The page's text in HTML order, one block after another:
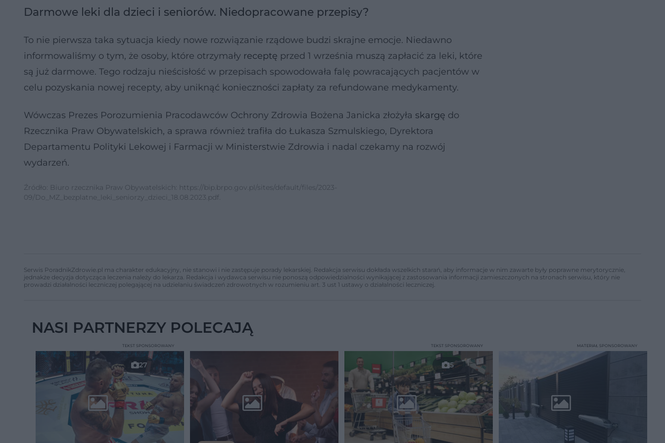
Darmowe leki dla dzieci i seniorów. Niedopracowane przepisy?
To nie pierwsza taka sytuacja kiedy nowe rozwiązanie rządowe budzi skrajne emocje. Niedawno
informowaliśmy o tym, że osoby, które otrzymały receptę przed 1 września muszą zapłacić za leki, które
są już darmowe. Tego rodzaju nieścisłość w przepisach spowodowała falę powracających pacjentów w
celu pozyskania nowej recepty, aby uniknąć konieczności zapłaty za refundowane medykamenty.
Wówczas Prezes Porozumienia Pracodawców Ochrony Zdrowia Bożena Janicka złożyła skargę do
Rzecznika Praw Obywatelskich, a sprawa również trafiła do Łukasza Szmulskiego, Dyrektora
Departamentu Polityki Lekowej i Farmacji w Ministerstwie Zdrowia i nadal czekamy na rozwój
wydarzeń.
Źródło: Biuro rzecznika Praw Obywatelskich: https://bip.brpo.gov.pl/sites/default/files/2023-
09/Do_MZ_bezplatne_leki_seniorzy_dzieci_18.08.2023.pdf.
Serwis PoradnikZdrowie.pl ma charakter edukacyjny, nie stanowi i nie zastępuje porady lekarskiej. Redakcja serwisu dokłada wszelkich starań, aby informacje w nim zawarte były poprawne merytorycznie,
jednakże decyzja dotycząca leczenia należy do lekarza. Redakcja i wydawca serwisu nie ponoszą odpowiedzialności wynikającej z zastosowania informacji zamieszczonych na stronach serwisu, który nie
prowadzi działalności leczniczej polegającej na udzielaniu świadczeń zdrowotnych w rozumieniu art. 3 ust 1 ustawy o działalności leczniczej.
NASI PARTNERZY POLECAJĄ
27
TEKST SPONSOROWANY
5
TEKST SPONSOROWANY MATERIAŁ SPONSOROWANY